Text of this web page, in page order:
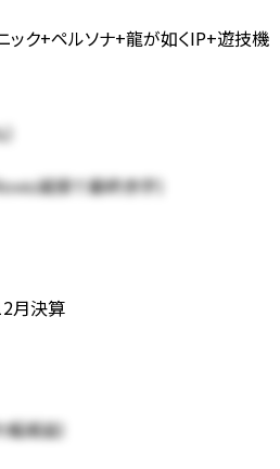
ック+ペルソナ+龍が如くIP+遊技機
減損で最終赤字)
月決算
減益)